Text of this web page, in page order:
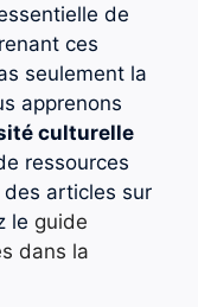
de
ces
seulement la
apprenons
culturelle
ressources
articles sur
le guide
dans la